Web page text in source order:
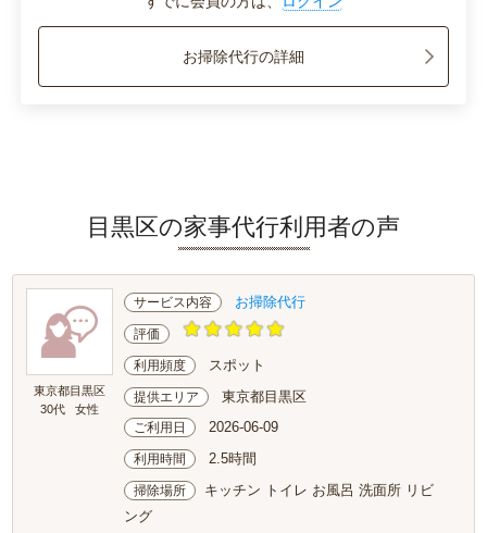
お掃除代行の詳細
目黒区の家事代行利用者の声
東京都目黒区
30代
女性
サービス内容 お掃除代行
評価
利用頻度 スポット
提供エリア 東京都目黒区
ご利用日 2026-06-09
利用時間 2.5時間
掃除場所
キッチン トイレ お風呂 洗面所 リビ
ング